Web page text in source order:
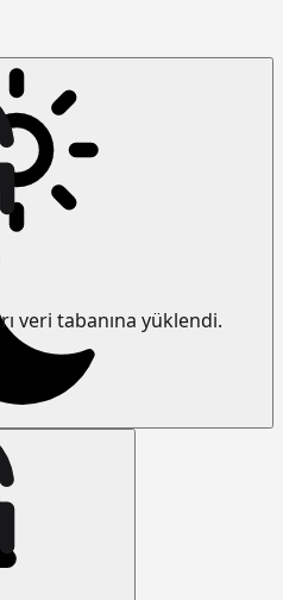
veri tabanına yüklendi.